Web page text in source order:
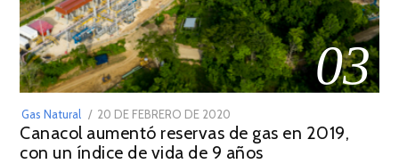
03
Gas Natural
POSTED
ON
20 DE FEBRERO DE 2020
DE
JULIO
Canacol aumentó reservas de gas en 2019,
con un índice de vida de 9 años